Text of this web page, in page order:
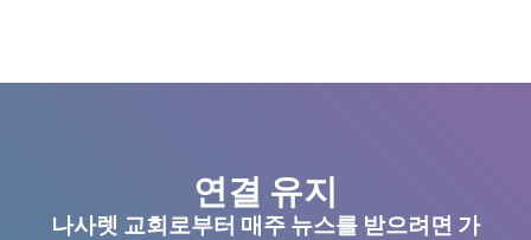
연결 유지
나사렛 교회로부터 매주 뉴스를 받으려면 가